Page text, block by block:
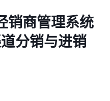
销商管理系统
分销与进销